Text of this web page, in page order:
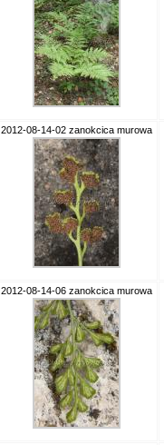
2012-08-14-02 zanokcica murowa
2012-08-14-06 zanokcica murowa